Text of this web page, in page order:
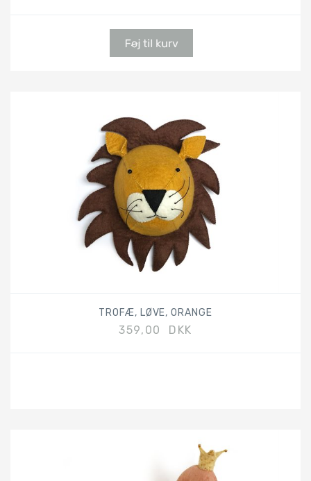
TROFÆ, LØVE, ORANGE
359,00 DKK